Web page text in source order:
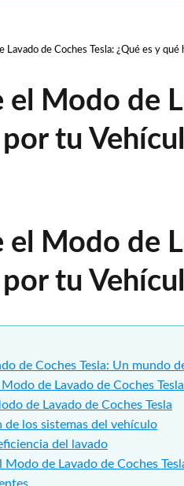
Lavado de Coches Tesla: ¿Qué es y qué
el Modo de
tu
el Modo de
tu
de Coches Tesla: Un mundo
de Lavado de Coches
de Lavado de Coches Tesla
de los sistemas del vehículo
del lavado
Modo de Lavado de Coches